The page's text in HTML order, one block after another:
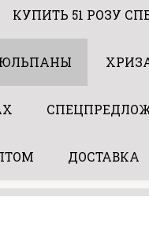
КУПИТЬ 51 РОЗУ
ДОСТАВКА